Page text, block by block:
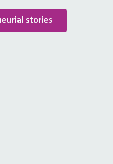
stories